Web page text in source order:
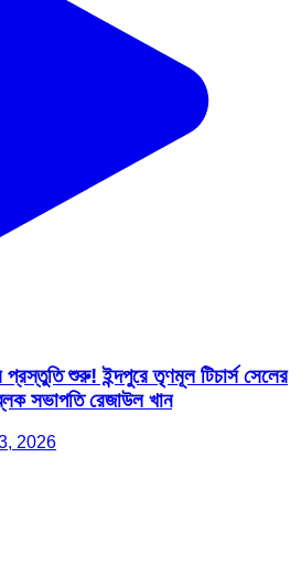
শুরু! ইন্দপুরে তৃণমূল টিচার্স সেলের
সভাপতি রেজাউল খান
2026